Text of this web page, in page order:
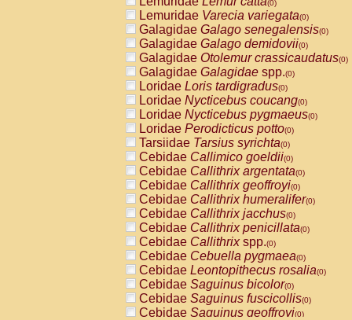
AtelidaeAlouattaspp.(0)
AtelidaeAteles belzebuth(0)
AtelidaeAteles geoffroyi(0)
AtelidaeAteles paniscus(0)
AtelidaeAtelesspp.(0)
Atelidae Lagothrix lagothricha
AtelidaeLagothrix lagothricha cana
PitheciidaeCacajao calvus
PitheciidaeCallicebus cupreus
PitheciidaeCallicebus donacophilus
PitheciidaeCallicebus moloch
PitheciidaeCallicebus torquatus
PitheciidaeCallicebusspp.(0)
PitheciidaeChiropotes satanas(0)
PitheciidaePithecia monachus
PitheciidaePithecia pithecia(0)
CercopithecidaeCercocebus agilis
CercopithecidaeCercocebus
CercopithecidaeCercocebus
CercopithecidaeCercocebus
CercopithecidaeCercocebus
CercopithecidaeCercocebushybrid
(0)
Lemuridae Varecia variegata(0)
Galagidae Galago senegalensis(0)
Galagidae Galago demidovii(0)
Galagidae Otolemur crassicaudatus(0)
Galagidae Galagidae spp.(0)
Loridae Loris tardigradus(0)
Loridae Nycticebus coucang(0)
Loridae Nycticebus pygmaeus(0)
Loridae Perodicticus potto(0)
Tarsiidae Tarsius syrichta(0)
Cebidae Callimico goeldii(0)
Cebidae Callithrix argentata(0)
Cebidae Callithrix geoffroyi(0)
Cebidae Callithrix humeralifer(0)
Cebidae Callithrix jacchus(0)
Cebidae Callithrix penicillata(0)
Cebidae Callithrixspp.(0)
Cebidae Cebuella pygmaea(0)
Cebidae Leontopithecus rosalia(0)
Cebidae Saguinus bicolor(0)
Cebidae Saguinus fuscicollis(0)
Cebidae Saguinus geoffroyi(0)